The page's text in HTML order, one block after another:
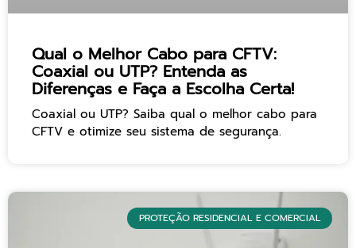
Qual o Melhor Cabo para CFTV:
Coaxial ou UTP? Entenda as
Diferenças e Faça a Escolha Certa!
Coaxial ou UTP? Saiba qual o melhor cabo para
CFTV e otimize seu sistema de segurança.
PROTEÇÃO RESIDENCIAL E COMERCIAL